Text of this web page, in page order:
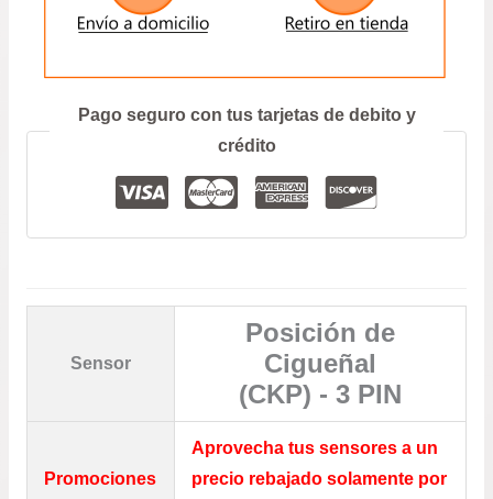
Pago seguro con tus tarjetas de debito y
crédito
Sensor
Posición de
Cigueñal
(CKP) - 3 PIN
Promociones
Aprovecha tus sensores a un
precio rebajado solamente por